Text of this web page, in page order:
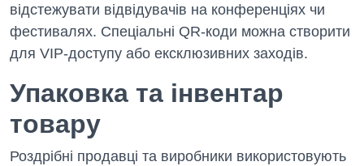
відстежувати відвідувачів на конференціях чи
фестивалях. Спеціальні QR-коди можна створити
для VIP-доступу або ексклюзивних заходів.
Упаковка та інвентар
товару
Роздрібні продавці та виробники використовують